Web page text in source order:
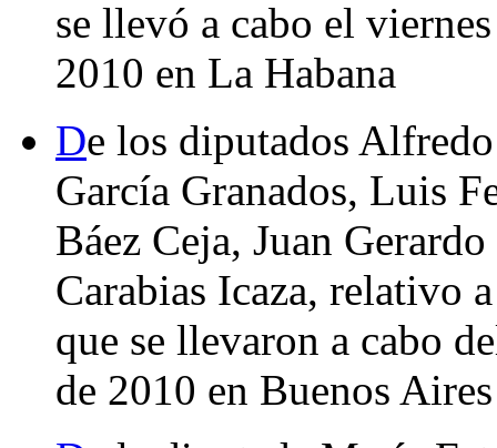
se llevó a cabo el
2010 en La Habana
De los diputados
García Granados, Luis
Báez Ceja, Juan
Carabias Icaza, relativo
que se llevaron a cabo
de 2010 en Buenos